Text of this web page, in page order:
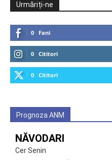
Urmăriți-ne
0 Fani
0 Cititori
0 Cititori
Prognoza ANM
NĂVODARI
Cer Senin